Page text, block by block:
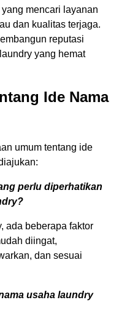
mencari layanan
dan kualitas terjaga.
reputasi
yang hemat
Ide Nama
umum tentang ide
perlu diperhatikan
ada beberapa faktor
diingat,
dan sesuai
usaha laundry